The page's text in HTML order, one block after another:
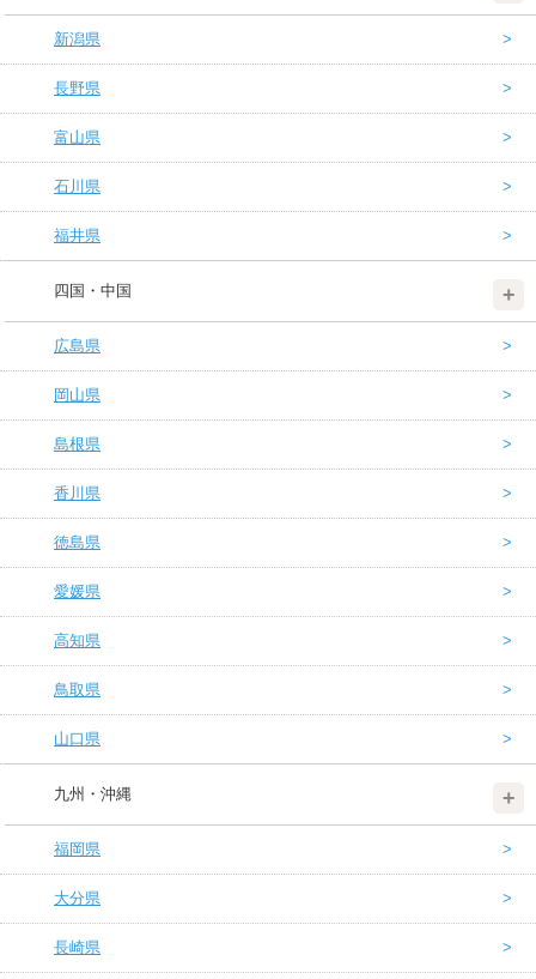
新潟県
長野県
富山県
石川県
福井県
四国・中国
広島県
岡山県
島根県
香川県
徳島県
愛媛県
高知県
鳥取県
山口県
九州・沖縄
福岡県
大分県
長崎県